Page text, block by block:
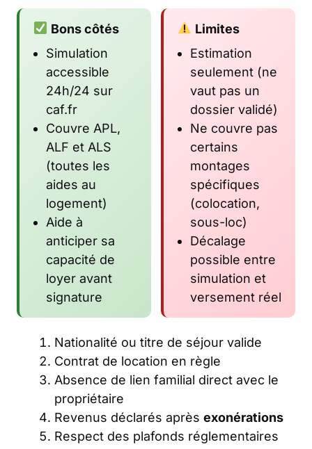
Bons côtés
Simulation
accessible
24h/24 sur
caf.fr
Couvre APL,
ALF et ALS
(toutes les
aides au
logement)
Aide à
anticiper sa
capacité de
loyer avant
signature
Limites
Estimation
seulement (ne
vaut pas un
dossier validé)
Ne couvre pas
certains
montages
spécifiques
(colocation,
sous-loc)
Décalage
possible entre
simulation et
versement réel
Nationalité ou titre de séjour valide
Contrat de location en règle
Absence de lien familial direct avec le
propriétaire
Revenus déclarés après exonérations
Respect des plafonds réglementaires